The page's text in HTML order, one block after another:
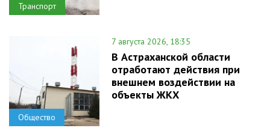
Транспорт
Общество
7 августа 2026, 18:35
В Астраханской области
отработают действия при
внешнем воздействии на
объекты ЖКХ